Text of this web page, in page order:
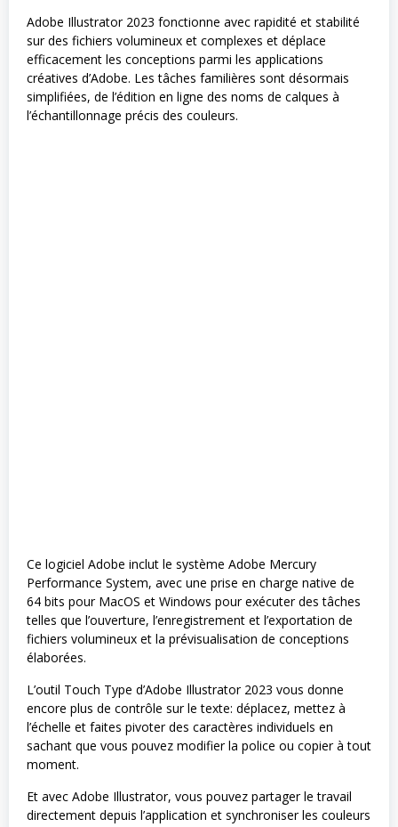
Adobe Illustrator 2023 fonctionne avec rapidité et stabilité
sur des fichiers volumineux et complexes et déplace
efficacement les conceptions parmi les applications
créatives d’Adobe. Les tâches familières sont désormais
simplifiées, de l’édition en ligne des noms de calques à
l’échantillonnage précis des couleurs.
Ce logiciel Adobe inclut le système Adobe Mercury
Performance System, avec une prise en charge native de
64 bits pour MacOS et Windows pour exécuter des tâches
telles que l’ouverture, l’enregistrement et l’exportation de
fichiers volumineux et la prévisualisation de conceptions
élaborées.
L’outil Touch Type d’Adobe Illustrator 2023 vous donne
encore plus de contrôle sur le texte: déplacez, mettez à
l’échelle et faites pivoter des caractères individuels en
sachant que vous pouvez modifier la police ou copier à tout
moment.
Et avec Adobe Illustrator, vous pouvez partager le travail
directement depuis l’application et synchroniser les couleurs